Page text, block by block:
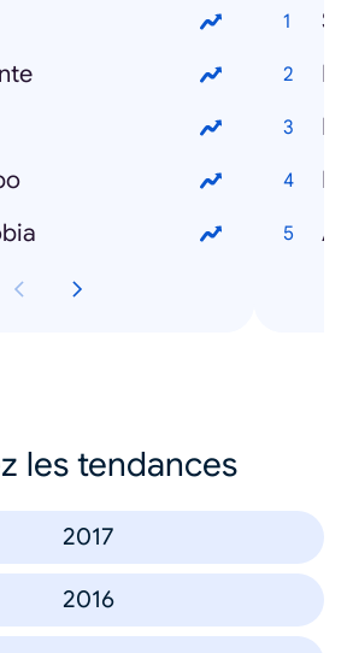
Si
les tendances
2017
2016